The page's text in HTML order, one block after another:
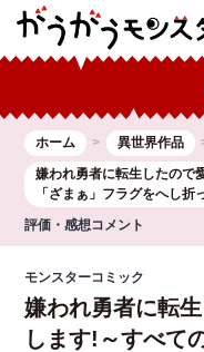
ホーム
異世界作品
嫌われ勇者に転生したので
「ざまぁ」フラグをへし折
評価・感想コメント
モンスターコミック
嫌われ勇者に転
します!～すべて